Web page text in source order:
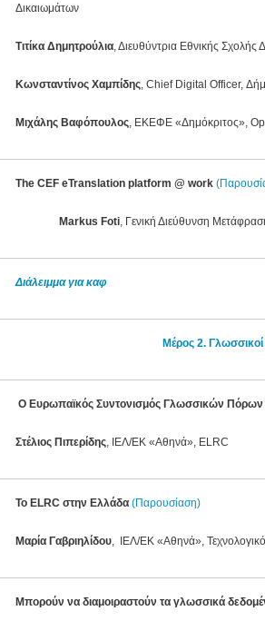
Δικαιωμάτων
Τιτίκα Δημητρούλια, Διευθύντρια Εθνικής Σχολής
Κωνσταντίνος Χαμπίδης, Chief Digital Officer,
Μιχάλης Βαφόπουλος, ΕΚΕΦΕ «Δημόκριτος»,
The CEF eTranslation platform @ work (
Markus Foti, Γενική Διεύθυνση
Διάλειμμα για καφ
Μέρος 2.
Ο Ευρωπαϊκός Συντονισμός Γλωσσικών Πόρων
Στέλιος Πιπερίδης, ΙΕΛ/ΕΚ «Αθηνά», ELRC
Το ELRC στην Ελλάδα (Παρουσίαση)
Μαρία Γαβριηλίδου, ΙΕΛ/ΕΚ «Αθηνά»,
Μπορούν να διαμοιραστούν τα γλωσσικά